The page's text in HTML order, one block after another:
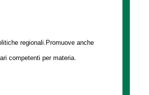
regionali.Promuove anche
competenti per materia.